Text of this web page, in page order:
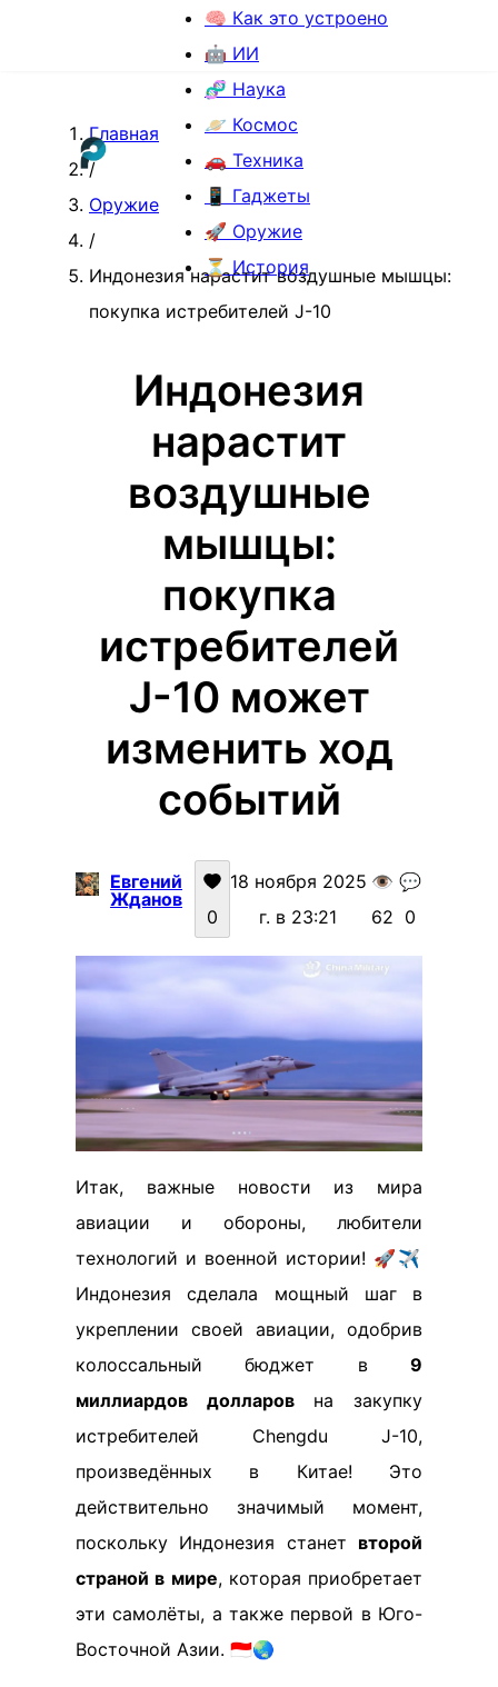
🧠 Как это устроено
🤖 ИИ
🧬 Наука
🪐 Космос
🚗 Техника
📱 Гаджеты
🚀 Оружие
⏳ История
Главная
/
Оружие
/
Индонезия нарастит воздушные мышцы:
покупка истребителей J-10
Индонезия
нарастит
воздушные
мышцы:
покупка
истребителей
J-10 может
изменить ход
событий
Евгений
Жданов
0
18 ноября 2025
г. в 23:21
👁️
62
💬
0
Итак, важные новости из мира
авиации и обороны, любители
технологий и военной истории! 🚀✈️
Индонезия сделала мощный шаг в
укреплении своей авиации, одобрив
колоссальный бюджет в 9
миллиардов долларовна закупку
истребителей Chengdu J-10,
произведённых в Китае! Это
действительно значимый момент,
поскольку Индонезия станет второй
страной в мире, которая приобретает
эти самолёты, а также первой в Юго-
Восточной Азии. 🇮🇩🌏